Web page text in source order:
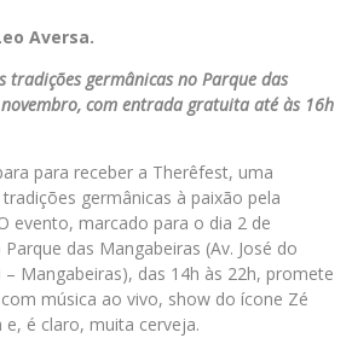
Aversa.
tradições germânicas no Parque das
com entrada gratuita até às 16h
para receber a Therêfest, uma
germânicas à paixão pela
evento, marcado para o dia 2 de
das Mangabeiras (Av. José do
Mangabeiras), das 14h às 22h, promete
música ao vivo, show do ícone Zé
é claro, muita cerveja.